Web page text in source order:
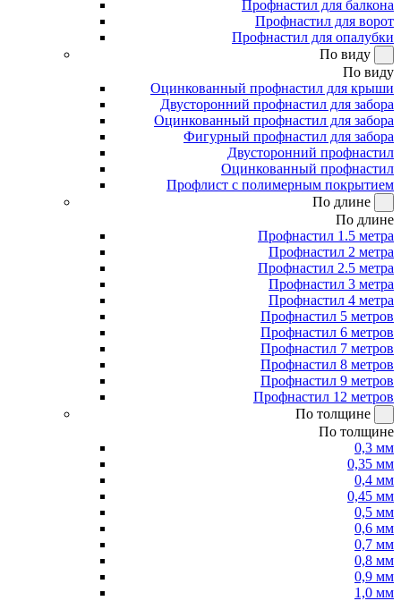
Профнастил для балкона
Профнастил для ворот
Профнастил для опалубки
По виду
По виду
Оцинкованный профнастил для крыши
Двусторонний профнастил для забора
Оцинкованный профнастил для забора
Фигурный профнастил для забора
Двусторонний профнастил
Оцинкованный профнастил
Профлист с полимерным покрытием
По длине
По длине
Профнастил 1.5 метра
Профнастил 2 метра
Профнастил 2.5 метра
Профнастил 3 метра
Профнастил 4 метра
Профнастил 5 метров
Профнастил 6 метров
Профнастил 7 метров
Профнастил 8 метров
Профнастил 9 метров
Профнастил 12 метров
По толщине
По толщине
0,3 мм
0,35 мм
0,4 мм
0,45 мм
0,5 мм
0,6 мм
0,7 мм
0,8 мм
0,9 мм
1,0 мм